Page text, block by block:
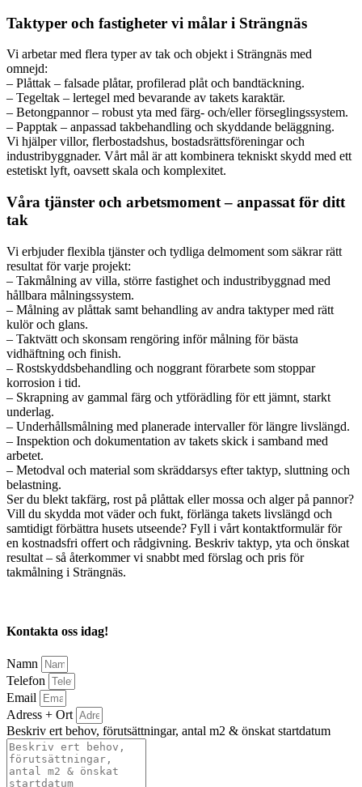
Taktyper och fastigheter vi målar i Strängnäs
Vi arbetar med flera typer av tak och objekt i Strängnäs med
omnejd:
– Plåttak – falsade plåtar, profilerad plåt och bandtäckning.
– Tegeltak – lertegel med bevarande av takets karaktär.
– Betongpannor – robust yta med färg- och/eller förseglingssystem.
– Papptak – anpassad takbehandling och skyddande beläggning.
Vi hjälper villor, flerbostadshus, bostadsrättsföreningar och
industribyggnader. Vårt mål är att kombinera tekniskt skydd med ett
estetiskt lyft, oavsett skala och komplexitet.
Våra tjänster och arbetsmoment – anpassat för ditt
tak
Vi erbjuder flexibla tjänster och tydliga delmoment som säkrar rätt
resultat för varje projekt:
– Takmålning av villa, större fastighet och industribyggnad med
hållbara målningssystem.
– Målning av plåttak samt behandling av andra taktyper med rätt
kulör och glans.
– Taktvätt och skonsam rengöring inför målning för bästa
vidhäftning och finish.
– Rostskyddsbehandling och noggrant förarbete som stoppar
korrosion i tid.
– Skrapning av gammal färg och ytförädling för ett jämnt, starkt
underlag.
– Underhållsmålning med planerade intervaller för längre livslängd.
– Inspektion och dokumentation av takets skick i samband med
arbetet.
– Metodval och material som skräddarsys efter taktyp, sluttning och
belastning.
Ser du blekt takfärg, rost på plåttak eller mossa och alger på pannor?
Vill du skydda mot väder och fukt, förlänga takets livslängd och
samtidigt förbättra husets utseende? Fyll i vårt kontaktformulär för
en kostnadsfri offert och rådgivning. Beskriv taktyp, yta och önskat
resultat – så återkommer vi snabbt med förslag och pris för
takmålning i Strängnäs.
Kontakta oss idag!
Namn
Telefon
Email
Adress + Ort
Beskriv ert behov, förutsättningar, antal m2 & önskat startdatum